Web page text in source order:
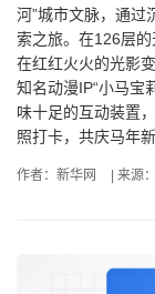
河”城市文脉，通过
索之旅。在126层的
在红红火火的光影
知名动漫IP“小马宝
味十足的互动装置
照打卡，共庆马年
作者：新华网 来源